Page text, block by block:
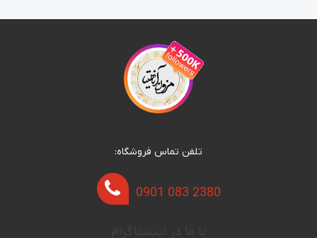
تلفن تماس فروشگاه:
0901 083 2380